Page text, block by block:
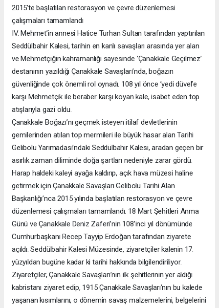
2015’te başlatılan restorasyon ve çevre düzenlemesi
çalışmaları tamamlandı
IV. Mehmet’in annesi Hatice Turhan Sultan tarafından yaptırılan
Seddülbahir Kalesi, tarihin en kanlı savaşları arasında yer alan
ve Mehmetçiğin kahramanlığı sayesinde ’Çanakkale Geçilmez’
destanının yazıldığı Çanakkale Savaşları’nda, boğazın
güvenliğinde çok önemli rol oynadı. 108 yıl önce ’yedi düvel’e
karşı Mehmetçik ile beraber karşı koyan kale, isabet eden top
atışlarıyla gazi oldu.
Çanakkale Boğazı’nı geçmek isteyen itilaf devletlerinin
gemilerinden atılan top mermileri ile büyük hasar alan Tarihi
Gelibolu Yarımadası’ndaki Seddülbahir Kalesi, aradan geçen bir
asırlık zaman diliminde doğa şartları nedeniyle zarar gördü.
Harap haldeki kaleyi ayağa kaldırıp, açık hava müzesi haline
getirmek için Çanakkale Savaşları Gelibolu Tarihi Alan
Başkanlığı’nca 2015 yılında başlatılan restorasyon ve çevre
düzenlemesi çalışmaları tamamlandı. 18 Mart Şehitleri Anma
Günü ve Çanakkale Deniz Zaferi’nin 108’inci yıl dönümünde
Cumhurbaşkanı Recep Tayyip Erdoğan tarafından ziyarete
açıldı. Seddülbahir Kalesi Müzesinde, ziyaretçiler kalenin 17.
yüzyıldan bugüne kadar ki tarihi hakkında bilgilendiriliyor.
Ziyaretçiler, Çanakkale Savaşları’nın ilk şehitlerinin yer aldığı
kabristanı ziyaret edip, 1915 Çanakkale Savaşları’nın bu kalede
yaşanan kısımlarını, o dönemin savaş malzemelerini, belgelerini